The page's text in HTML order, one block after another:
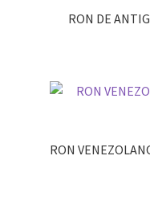
RON DE
RON